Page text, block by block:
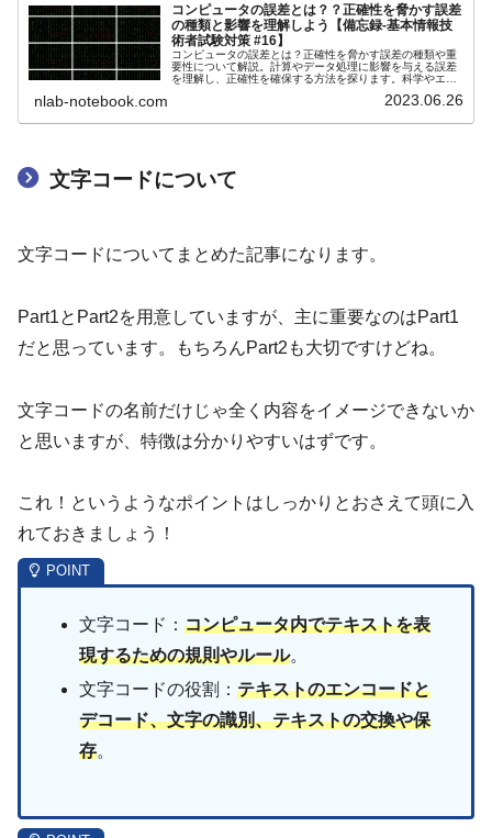
コンピュータの誤差とは？？正確性を脅かす誤差
の種類と影響を理解しよう【備忘録-基本情報技
術者試験対策 #16】
コンピュータの誤差とは？正確性を脅かす誤差の種類や重
要性について解説。計算やデータ処理に影響を与える誤差
を理解し、正確性を確保する方法を探ります。科学やエン
nlab-notebook.com 2023.06.26
文字コードについて
文字コードについてまとめた記事になります。
Part1とPart2を用意していますが、主に重要なのはPart1
だと思っています。もちろんPart2も大切ですけどね。
文字コードの名前だけじゃ全く内容をイメージできないか
と思いますが、特徴は分かりやすいはずです。
これ！というようなポイントはしっかりとおさえて頭に入
れておきましょう！
文字コード：コンピュータ内でテキストを表
現するための規則やルール。
文字コードの役割：テキストのエンコードと
デコード、文字の識別、テキストの交換や保
存。